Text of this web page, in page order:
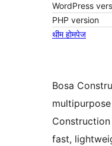
WordPress
PHP version
थीम होमपेज
Bosa
fast,